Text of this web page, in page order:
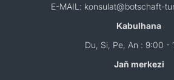
E-MAIL: konsulat@botschaft-
Kabulhana
Du, Si, Pe, An : 9:00 -
Jaň merkezi